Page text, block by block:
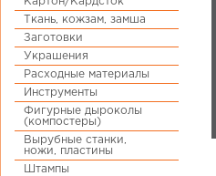
Ткань, кожзам, замша
Заготовки
Украшения
Расходные материалы
Инструменты
Фигурные дыроколы
(компостеры)
Вырубные станки,
ножи, пластины
Штампы